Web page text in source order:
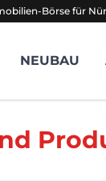
Börse für
NEUBAU